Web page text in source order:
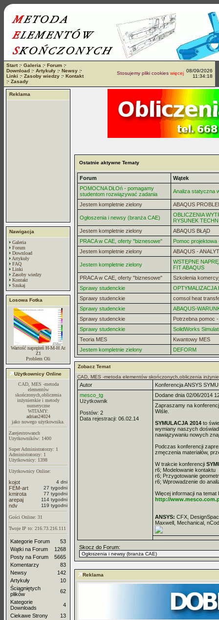
Start:· Galeria :· Forum :·
Download :· Artykuły :· Newsy :·
Linki :· Zasoby wiedzy :· Kontakt
:· Zasady
Stosujemy pliki cookieswięcej...
08/09/2026
11:34:18
Reklama
Nawigacja
Galeria
Forum
Download
Artykuły
FAQ
Linki
Zasoby wiedzy
Kontakt
Szukaj
Losowa Fotka
Wartość naprężeń H-M-H At
Z1
Problem Oli
Użytkownicy Online
CAD, MES -metoda
elementów
skończonych,obliczenia
inżynierskie i metody
numeryczne
WITAMY:
adrian24024
jako nowego użytkownika.
Zarejestrowanch
Uzytkowników: 1400
Super Administratorzy: 1
Administratorzy: 1
Użytkownicy: 1398
Użytkownicy Online:
kojot 4 dni
FEM-art 27 tygodni
kmirota 77 tygodni
arepaj 114 tygodni
ndv 119 tygodni
Gości Online: 31
Twoje IP to: 216.73.216.111
Kategorie Forum
53
Wątki na Forum
1268
Posty na Forum
5665
Komentarzy
83
Newsy
142
Artykuły
10
Ściągniętych
plików
62
Kategorie
Downloads
4
Ciekawe Strony
13
Ostatnie aktywne Tematy
Forum
Wątek
POMOCNA DŁOń - pomagamy
studentom rozwiązywać zadania
Analiza statyczna
Jestem kompletnie zielony ABAQUS
Ogłoszenia i newsy (branża CAE)
OBLICZENIA
RYSUNEK
Jestem kompletnie zielony
ABAQUS BŁĄD
PRACA w CAE, oferty "biznesowe"
Pomoc projektowa
Jestem kompletnie zielony
ABAQUS -
Jestem kompletnie zielony
WSTĘPNE
FIT ABAQUS
PRACA w CAE, oferty "biznesowe"
Szkolenia
Sprawy studenckie
OPTYMALIZACJA
Sprawy studenckie
comsol heat
Sprawy studenckie
ABAQUS-
Sprawy studenckie
Potrzebna pomoc
Sprawy studenckie
SolidWorks
Teoria MES
Kwantowy MES
Jestem kompletnie zielony
DEFORM
Zobacz Temat
CAD, MES -metoda elementów skończonych,obliczenia
Autor
Konferencja ANSYS
mesco_tg
Użytkownik
Postów: 2
Data rejestracji: 06.02.14
Dodane dnia 02/06/2014
Zapraszamy na
Wiśle.
SYMULACJA 2014 to
wymiany naszych
nawiązywaniu nowych
Podczas konferencji
zmęczenia materiałów,
W trakcie konferencji
r6; Modelowanie kontaktu
r6; Przygotowanie
r6; Wprowadzenie do
Więcej informacji na
http://
ANSYS: CFX,
Maxwell, Mechanical,
Skocz do Forum:
Reklama